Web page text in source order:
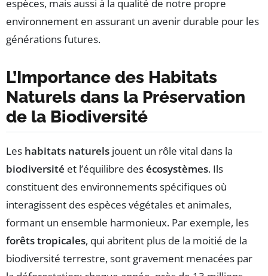
espèces, mais aussi à la qualité de notre propre
environnement en assurant un avenir durable pour les
générations futures.
L’Importance des Habitats
Naturels dans la Préservation
de la Biodiversité
Les habitats naturels jouent un rôle vital dans la
biodiversité et l’équilibre desécosystèmes. Ils
constituent des environnements spécifiques où
interagissent des espèces végétales et animales,
formant un ensemble harmonieux. Par exemple, les
forêts tropicales, qui abritent plus de la moitié de la
biodiversité terrestre, sont gravement menacées par